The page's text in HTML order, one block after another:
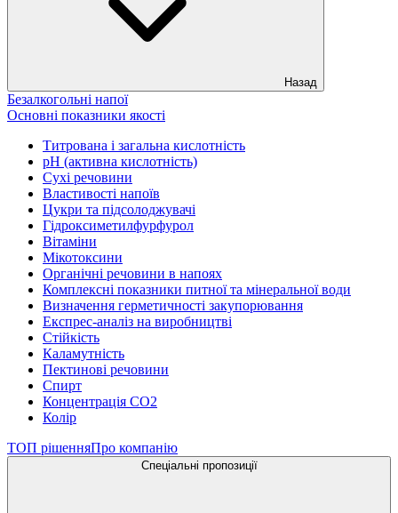
Назад
Безалкогольні напої
Основні показники якості
Титрована і загальна кислотність
рН (активна кислотність)
Сухі речовини
Властивості напоїв
Цукри та підсолоджувачі
Гідроксиметилфурфурол
Вітаміни
Мікотоксини
Органічні речовини в напоях
Комплексні показники питної та мінеральної води
Визначення герметичності закупорювання
Експрес-аналіз на виробництві
Стійкість
Каламутність
Пектинові речовини
Спирт
Концентрація СО2
Колір
ТОП рішенняПро компанію
Спеціальні пропозиції